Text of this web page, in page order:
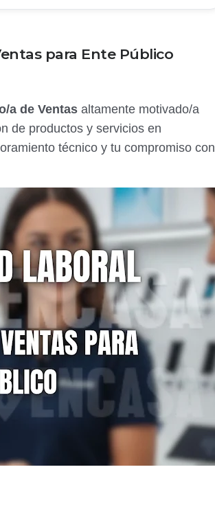
para Ente Público
a de Ventas altamente motivado/a
de productos y servicios en
técnico y tu compromiso con